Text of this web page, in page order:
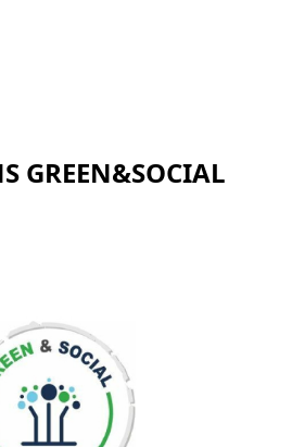
GREEN&SOCIAL